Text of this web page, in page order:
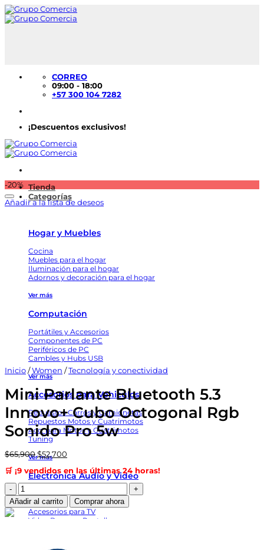
Saltar
al
contenido
CORREO
09:00 - 18:00
+57 300 104 7282
¡Descuentos exclusivos!
Tienda
Categorías
Hogar y Muebles
Cocina
Muebles para el hogar
Iluminación para el hogar
Adornos y decoración para el hogar
Ver más
Computación
Portátiles y Accesorios
Componentes de PC
Periféricos de PC
Cambles y Hubs USB
Ver más
Accesorios para Vehiculos
Repuestos Carros y Camionetas
Repuestos Motos y Cuatrimotos
Acc. para Motos y Cuatrimotos
Tuning
Ver más
Electrónica Audio y Video
Audio
Cables
Accesorios para TV
Video Beams y Pantallas
-20%
Añadir a la lista de deseos
Inicio / Women / Tecnología y conectividad
Mini Parlante Bluetooth 5.3
Innovo+ Cubo Octogonal Rgb
Sonido Pro 5w
$65,900 El
precio
original
era:
$52,700
actual
es:
🛒 ¡9 vendidos en las últimas 24 horas!
Mini
Parlante
Bluetooth
Añadir al carrito Comprar ahora